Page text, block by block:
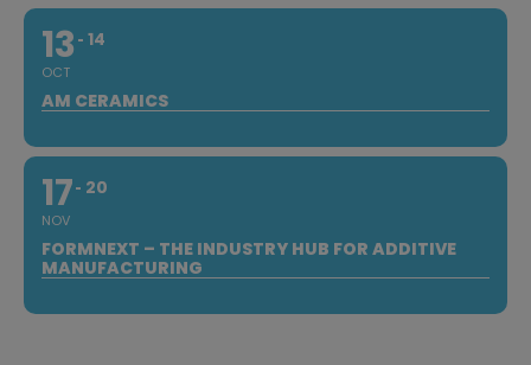
13
OCT
14
AM CERAMICS
17
NOV
20
FORMNEXT – THE INDUSTRY HUB FOR ADDITIVE
MANUFACTURING